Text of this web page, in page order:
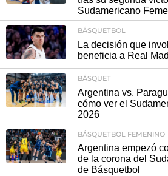
Sudamericano
BÁSQUETBOL
La decisión que
beneficia a Real
BÁSQUET
Argentina vs.
cómo ver el
2026
BÁSQUETBOL FEMENINO
Argentina empezó
de la corona del
de Básquetbol